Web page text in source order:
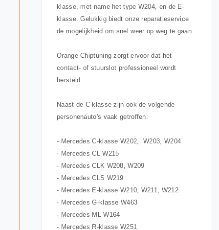
klasse, met name het type W204, en de E-
klasse. Gelukkig biedt onze reparatieservice
de mogelijkheid om snel weer op weg te gaan.
Orange Chiptuning zorgt ervoor dat het
contact- of stuurslot professioneel wordt
hersteld.
Naast de C-klasse zijn ook de volgende
personenauto's vaak getroffen:
- Mercedes C-klasse W202, W203, W204
- Mercedes CL W215
- Mercedes CLK W208, W209
- Mercedes CLS W219
- Mercedes E-klasse W210, W211, W212
- Mercedes G-klasse W463
- Mercedes ML W164
- Mercedes R-klasse W251